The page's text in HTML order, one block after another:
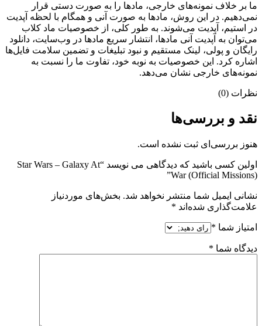
ما بر خلاف نمونه‌های خارجی، مادها را به صورت دستی قرار
نمی‌دهیم. در این روش، مادها به صورت آنی و همگام با لحظه آپدیت
در استیم، آپدیت می‌شوند. به طور کلی، از خصوصیات ماد کلاب
می‌‌توان به آپدیت آنی مادها، انتشار سریع مادها در وب‌سایت، دانلود
رایگان و پولی، لینک مستقیم و نبود تبلیغات و تضمین سلامت فایل‌ها
اشاره کرد. این خصوصیات به نوبه خود، تفاوت ما را نسبت به
نمونه‌های خارجی نشان می‌دهد.
نظرات (0)
نقد و بررسی‌ها
هنوز بررسی‌ای ثبت نشده است.
اولین کسی باشید که دیدگاهی می نویسد “Star Wars – Galaxy At
War (Official Missions)”
نشانی ایمیل شما منتشر نخواهد شد. بخش‌های موردنیاز
علامت‌گذاری شده‌اند *
امتیاز شما *
دیدگاه شما *